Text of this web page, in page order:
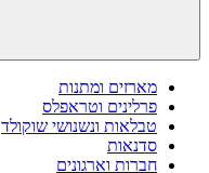
מארזים ומתנות
פרלינים וטראפלס
טבלאות ונשנושי שוקולד
סדנאות
חברות וארגונים